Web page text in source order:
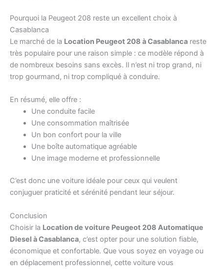
Pourquoi la Peugeot 208 reste un excellent choix à
Casablanca
Le marché de la Location Peugeot 208 à Casablanca reste
très populaire pour une raison simple : ce modèle répond à
de nombreux besoins sans excès. Il n’est ni trop grand, ni
trop gourmand, ni trop compliqué à conduire.
En résumé, elle offre :
Une conduite facile
Une consommation maîtrisée
Un bon confort pour la ville
Une boîte automatique agréable
Une image moderne et professionnelle
C’est donc une voiture idéale pour ceux qui veulent
conjuguer praticité et sérénité pendant leur séjour.
Conclusion
Choisir la Location de voiture Peugeot 208 Automatique
Diesel à Casablanca, c’est opter pour une solution fiable,
économique et confortable. Que vous soyez en voyage ou
en déplacement professionnel, cette voiture vous